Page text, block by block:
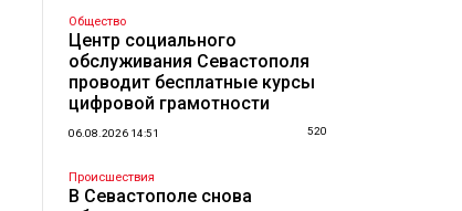
Общество
Центр социального
обслуживания Севастополя
проводит бесплатные курсы
цифровой грамотности
06.08.2026 14:51 520
Происшествия
В Севастополе снова